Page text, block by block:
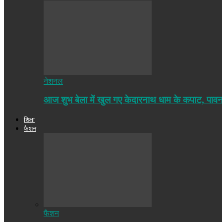
नेशनल
आज शुभ बेला में खुल गए केदारनाथ धाम के कपाट,
शिक्षा
फैशन
फैशन